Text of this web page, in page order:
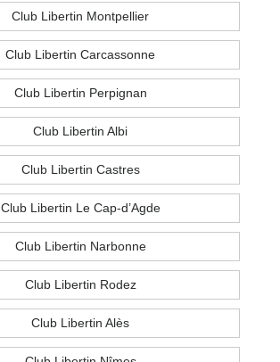
Club Libertin Montpellier
Club Libertin Carcassonne
Club Libertin Perpignan
Club Libertin Albi
Club Libertin Castres
Club Libertin Le Cap-d’Agde
Club Libertin Narbonne
Club Libertin Rodez
Club Libertin Alès